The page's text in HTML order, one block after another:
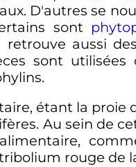
D'autres se
sont
aussi
sont
étant la proie
Au sein de
rouge de